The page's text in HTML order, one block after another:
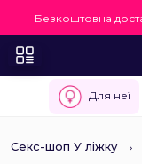
Безкоштовна
Для неї
Секс-шоп У ліжку